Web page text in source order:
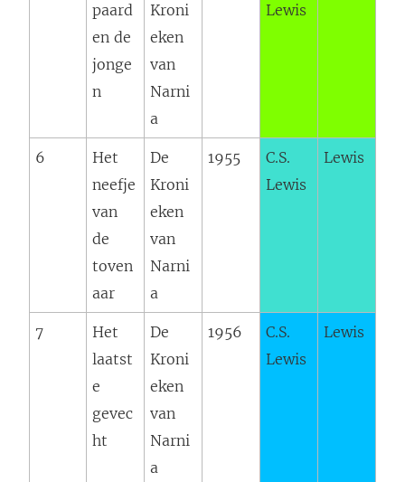
paard
en de
jonge
n
Kroni
eken
van
Narni
a
Lewis
6
Het
neefje
van
de
toven
aar
De
Kroni
eken
van
Narni
a
1955
C.S.
Lewis
Lewis
7
Het
laatst
e
gevec
ht
De
Kroni
eken
van
Narni
a
1956
C.S.
Lewis
Lewis